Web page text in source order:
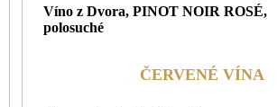
Víno z Dvora, PINOT NOIR ROSÉ,
polosuché
ČERVENÉ VÍNA